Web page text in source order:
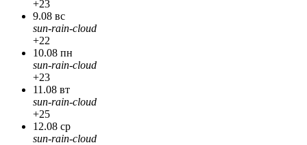
+23
9.08 вс
sun-rain-cloud
+22
10.08 пн
sun-rain-cloud
+23
11.08 вт
sun-rain-cloud
+25
12.08 ср
sun-rain-cloud